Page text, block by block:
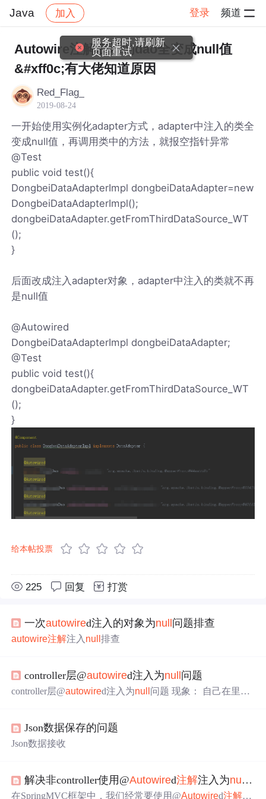
Java 加入 登录 频道
社区 Java 帖子详情
Autowire注解表示的dao全变成null值
&#xff0c;有大佬知道原因
Red_Flag_
2019-08-24
一开始使用实例化adapter方式，adapter中注入的类全
变成null值，再调用类中的方法，就报空指针异常
@Test
public void test(){
DongbeiDataAdapterImpl dongbeiDataAdapter=new
DongbeiDataAdapterImpl();
dongbeiDataAdapter.getFromThirdDataSource_WT
();
}
后面改成注入adapter对象，adapter中注入的类就不再
是null值
@Autowired
DongbeiDataAdapterImpl dongbeiDataAdapter;
@Test
public void test(){
dongbeiDataAdapter.getFromThirdDataSource_WT
();
}
给本帖投票
225 回复 打赏
一次autowired注入的对象为null问题排查
autowire注解注入 null排查
controller层@autowired注入为null问题
controller层@autowired注入为null 问题 现象： 自己在里面
面慢慢发现是根本就没有注入进来。现象如下图： 在网上
找了些文章看了，原来是我的test方法没有将相应的对象注
Json数据保存的问题
Json数据接收
解决非controller使用@Autowired注解注入为null 问
在SpringMVC框架中，我们经常要使用@Autowired注解注
服务超时,请刷新
页面重试